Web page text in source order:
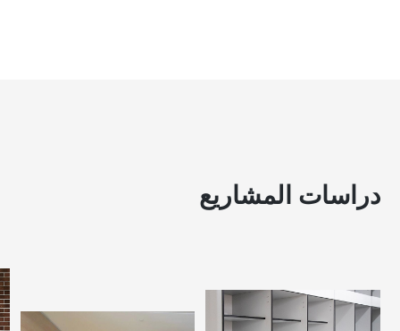
دراسات المشاريع